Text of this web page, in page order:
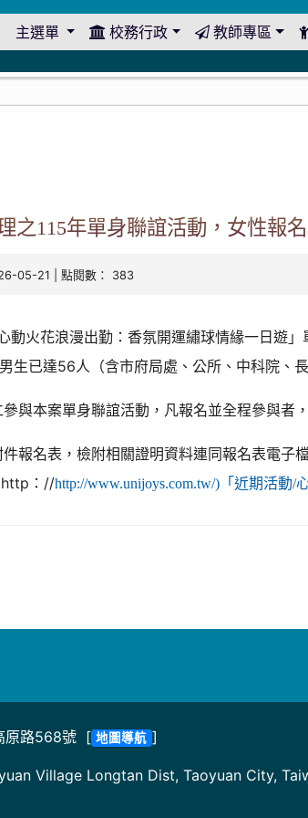
主選單 校務行政 教師專區
之115年單身聯誼活動，女性報
05-21 | 點閱數： 383
動火花浪漫出勤：香氛開運繡球情緣一日遊
生已達56人（含市府局處、公所、中科院、
與本案單身聯誼活動，凡報名並全程參與者
件報名表，檢附相關證明資料連同報名表電
：//http://www.unijoys.com.tw/)「近期活動/
原路568號 [ 地圖導航 ]
Village Longtan Dist, Taoyuan City,